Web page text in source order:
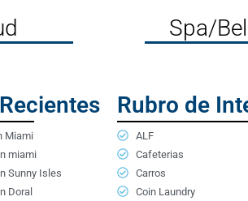
Spa/
Miami
miami
Sunny Isles
Doral
Rubro de
ALF
Cafeterias
Carros
Coin Laundry